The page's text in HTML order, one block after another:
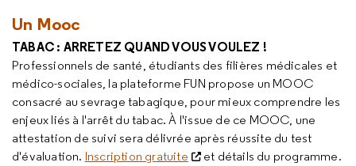
Un Mooc
TABAC : ARRETEZ QUAND VOUS VOULEZ !
Professionnels de santé, étudiants des filières médicales et
médico-sociales, la plateforme FUN propose un MOOC
consacré au sevrage tabagique, pour mieux comprendre les
enjeux liés à l'arrêt du tabac. À l'issue de ce MOOC, une
attestation de suivi sera délivrée après réussite du test
d'évaluation. Inscription gratuite
et détails du programme.